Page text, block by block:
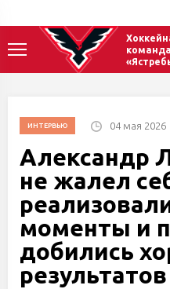
команда
ИНТЕРВЬЮ 04 мая 2026
Александр
не жалел
моменты и
добились
результатов